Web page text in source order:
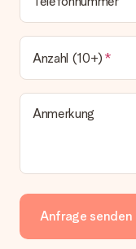
Anzahl (10+)
Anmerkung
Anfrage senden